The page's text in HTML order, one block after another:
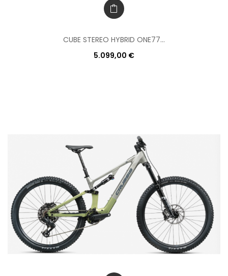
CUBE STEREO HYBRID ONE77...
5.099,00 €